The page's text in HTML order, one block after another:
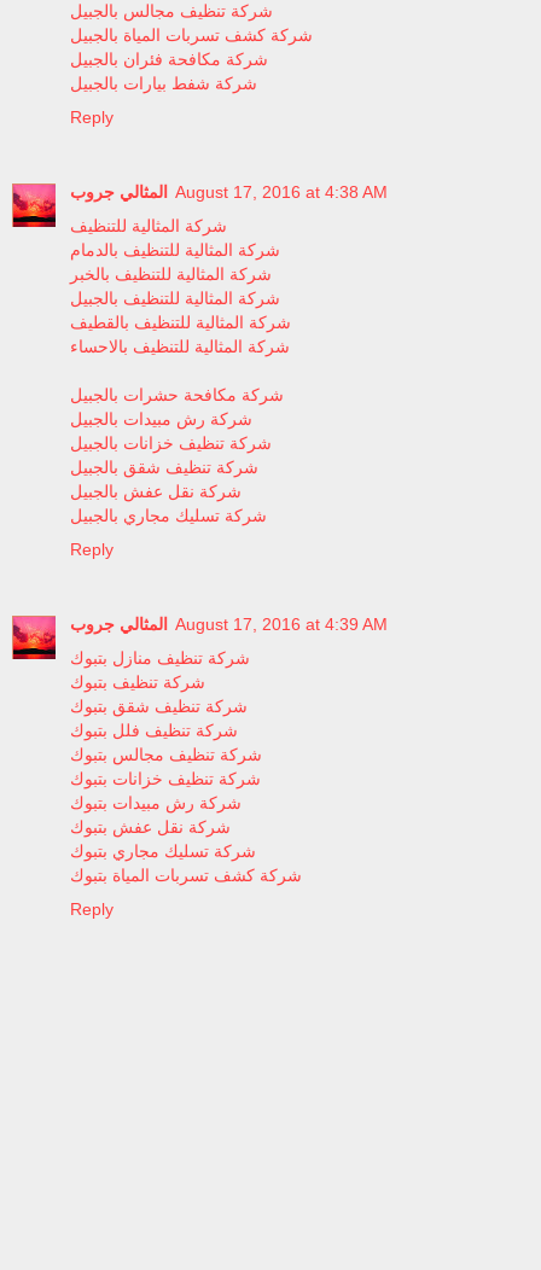
شركة تنظيف مجالس بالجبيل
شركة كشف تسربات المياة بالجبيل
شركة مكافحة فئران بالجبيل
شركة شفط بيارات بالجبيل
Reply
المثالي جروب
August 17, 2016 at 4:38 AM
شركة المثالية للتنظيف
شركة المثالية للتنظيف بالدمام
شركة المثالية للتنظيف بالخبر
شركة المثالية للتنظيف بالجبيل
شركة المثالية للتنظيف بالقطيف
شركة المثالية للتنظيف بالاحساء
شركة مكافحة حشرات بالجبيل
شركة رش مبيدات بالجبيل
شركة تنظيف خزانات بالجبيل
شركة تنظيف شقق بالجبيل
شركة نقل عفش بالجبيل
شركة تسليك مجاري بالجبيل
Reply
المثالي جروب
August 17, 2016 at 4:39 AM
شركة تنظيف منازل بتبوك
شركة تنظيف بتبوك
شركة تنظيف شقق بتبوك
شركة تنظيف فلل بتبوك
شركة تنظيف مجالس بتبوك
شركة تنظيف خزانات بتبوك
شركة رش مبيدات بتبوك
شركة نقل عفش بتبوك
شركة تسليك مجاري بتبوك
شركة كشف تسربات المياة بتبوك
Reply